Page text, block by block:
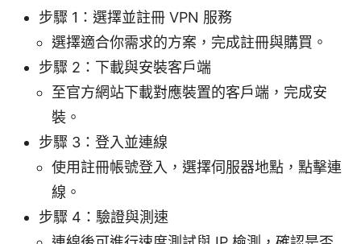
步驟 1：選擇並註冊 VPN 服務
選擇適合你需求的方案，完成註冊與購買。
步驟 2：下載與安裝客戶端
至官方網站下載對應裝置的客戶端，完成安
裝。
步驟 3：登入並連線
使用註冊帳號登入，選擇伺服器地點，點擊連
線。
步驟 4：驗證與測速